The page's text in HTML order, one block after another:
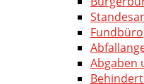
Fundbüro
Abgaben